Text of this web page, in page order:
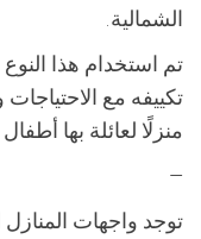
الشمالية.
تم استخدام هذا
تكييفه مع
منزلًا لعائلة بها
—
توجد واجهات